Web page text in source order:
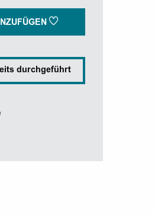
durchgeführt